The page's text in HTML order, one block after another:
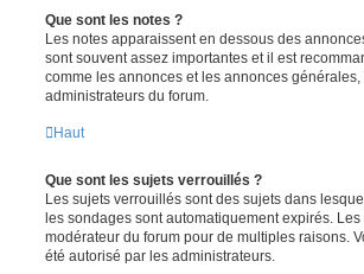
Que sont les notes ?
Les notes apparaissent en dessous des
sont souvent assez importantes et il est
comme les annonces et les annonces
administrateurs du forum.
Haut
Que sont les sujets verrouillés ?
Les sujets verrouillés sont des sujets dans
les sondages sont automatiquement expirés.
modérateur du forum pour de multiples raisons.
été autorisé par les administrateurs.